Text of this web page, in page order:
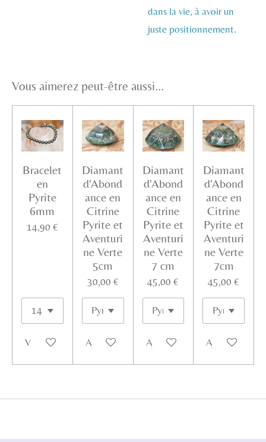
dans la vie, à avoir un
juste positionnement.
Vous aimerez peut-être aussi...
Bracelet
en
Pyrite
6mm
14,90 €
Voir les détails
Diamant
d'Abond
ance en
Citrine
Pyrite et
Aventuri
ne Verte
5cm
30,00 €
Ajouter au panier
Diamant
d'Abond
ance en
Citrine
Pyrite et
Aventuri
ne Verte
7 cm
45,00 €
Ajouter au panier
Diamant
d'Abond
ance en
Citrine
Pyrite et
Aventuri
ne Verte
7cm
45,00 €
Ajouter au